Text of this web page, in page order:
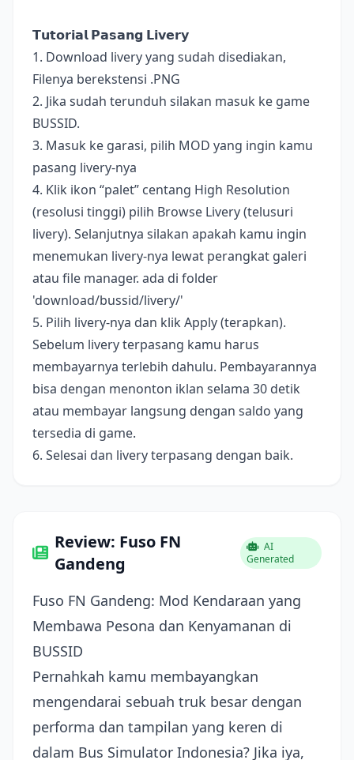
𝗧𝘂𝘁𝗼𝗿𝗶𝗮𝗹 𝗣𝗮𝘀𝗮𝗻𝗴 𝗟𝗶𝘃𝗲𝗿𝘆
1. Download livery yang sudah disediakan,
Filenya berekstensi .PNG
2. Jika sudah terunduh silakan masuk ke game
BUSSID.
3. Masuk ke garasi, pilih MOD yang ingin kamu
pasang livery-nya
4. Klik ikon “palet” centang High Resolution
(resolusi tinggi) pilih Browse Livery (telusuri
livery). Selanjutnya silakan apakah kamu ingin
menemukan livery-nya lewat perangkat galeri
atau file manager. ada di folder
'download/bussid/livery/'
5. Pilih livery-nya dan klik Apply (terapkan).
Sebelum livery terpasang kamu harus
membayarnya terlebih dahulu. Pembayarannya
bisa dengan menonton iklan selama 30 detik
atau membayar langsung dengan saldo yang
tersedia di game.
6. Selesai dan livery terpasang dengan baik.
Review: Fuso FN
Gandeng
AI
Generated
Fuso FN Gandeng: Mod Kendaraan yang
Membawa Pesona dan Kenyamanan di
BUSSID
Pernahkah kamu membayangkan
mengendarai sebuah truk besar dengan
performa dan tampilan yang keren di
dalam Bus Simulator Indonesia? Jika iya,